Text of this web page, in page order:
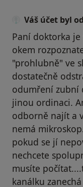
Váš účet byl
Paní doktorka
okem
"prohlubně" ve
dostatečně
odumření zubní
jinou ordinaci.
odborně najít a
nemá
pokud se jí
nechcete
musíte
kanálku